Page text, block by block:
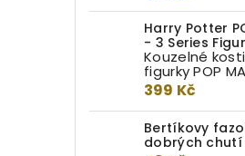
Harry Potter
- 3 Series
Kouzelné
figurky POP
399 Kč
Bertíkovy
dobrých chutí
899 Kč
Jednoprostorový
inspirovaný Lenkou
s motivem